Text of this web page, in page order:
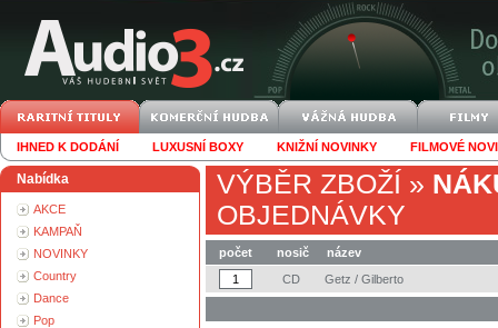
IHNED K DODÁNÍ LUXUSNÍ BOXY KNIŽNÍ NOVINKY FILMOVÉ
Nabídka
AKCE
KAMPAŇ
NOVINKY
Country
Dance
Pop
VÝBĚR ZBOŽÍ »
OBJEDNÁVKY
počet nosič
název
CD
Getz / Gilberto